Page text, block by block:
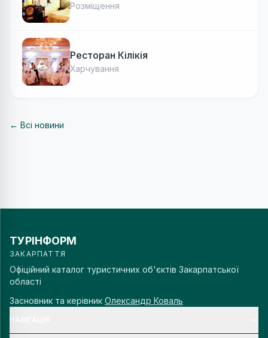
Розміщення
Ресторан Кілікія
Харчування
← Всі новини
ТУРІНФОРМ
ЗАКАРПАТТЯ
Офіційний каталог туристичних об'єктів Закарпатської
області
Засновник та керівник Олександр Коваль